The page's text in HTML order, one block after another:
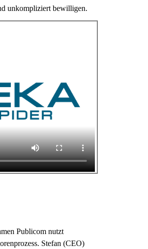
unkompliziert bewilligen.
Publicom nutzt
Stefan (CEO)